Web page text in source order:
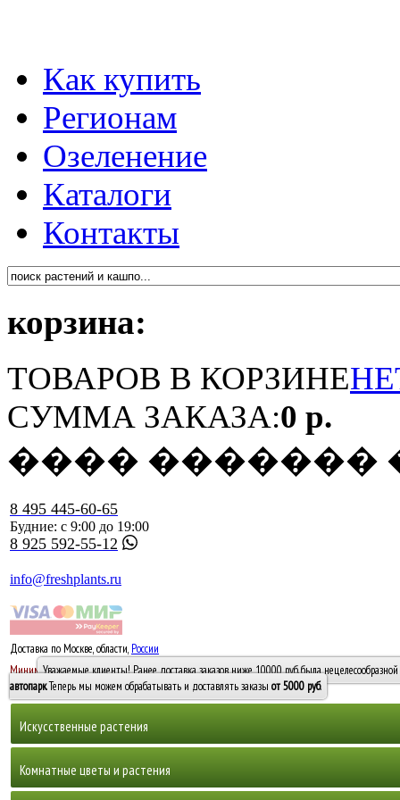
Как купить
Регионам
Озеленение
Каталоги
Контакты
корзина:
ТОВАРОВ В КОРЗИНЕ
СУММА ЗАКАЗА:0 р.
���� �������
8 495 445-60-65
Будние: с 9:00 до 19:00
8 925 592-55-12
info@freshplants.ru
Доставка по Москве, области, России
Минимальный заказ -10 0005000 руб.
Уважаемые клиенты! Ранее доставка заказов ниже 10000 руб. была
автопарк. Теперь мы можем обрабатывать и доставлять заказы от 5000 руб.
Искусственные растения
Горшечные растения, кусты и мох
Комнатные цветы и растения